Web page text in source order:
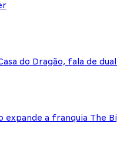
do Dragão, fala de
expande a franquia The